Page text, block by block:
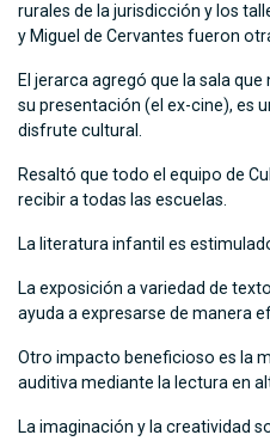
rurales de la jurisdicción y los
y Miguel de Cervantes fueron
El jerarca agregó que la sala
su presentación (el ex-cine), es
disfrute cultural.
Resaltó que todo el equipo de
recibir a todas las escuelas.
La literatura infantil es
La exposición a variedad de
ayuda a expresarse de manera
Otro impacto beneficioso es la
auditiva mediante la lectura en
La imaginación y la creatividad